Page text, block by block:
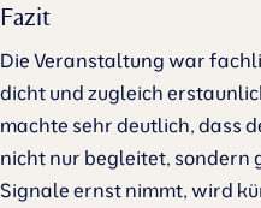
Fazit
Die Veranstaltung war
dicht und zugleich
machte sehr deutlich, dass
nicht nur begleitet, sondern
Signale ernst nimmt, wird